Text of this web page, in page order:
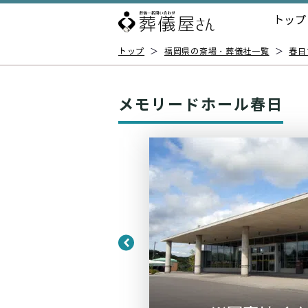
トップ
トップ ＞ 福岡県の斎場・葬儀社一覧 ＞ 春
メモリードホール春日